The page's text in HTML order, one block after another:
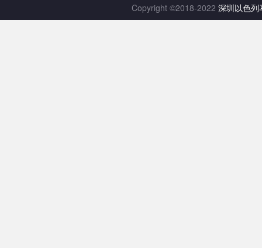
Copyright ©2018-2022 深圳以色列